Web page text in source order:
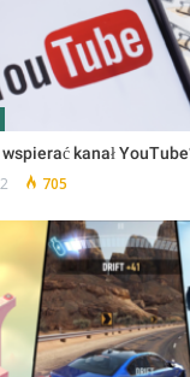
kanał
705